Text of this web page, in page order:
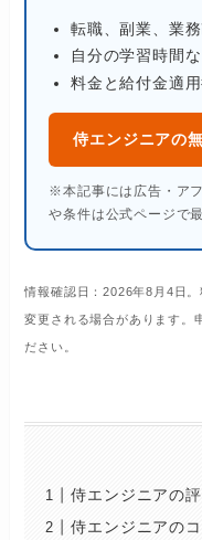
転職、副業、業
自分の学習時間
料金と給付金適
侍エンジニアの
※本記事には広告・ア
や条件は公式ページで
情報確認日：2026年8月4日
変更される場合があります。
ださい。
侍エンジニアの
侍エンジニアの